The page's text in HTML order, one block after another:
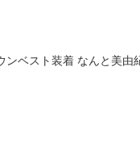
ベスト装着 なんと美由